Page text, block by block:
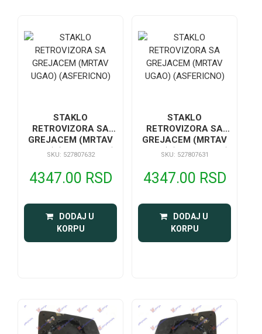
STAKLO
RETROVIZORA SA
GREJACEM (MRTAV
UGAO) (ASFERICNO)
SKU: 527807632
4347.00 RSD
DODAJ U
KORPU
STAKLO
RETROVIZORA SA
GREJACEM (MRTAV
UGAO) (ASFERICNO)
SKU: 527807631
4347.00 RSD
DODAJ U
KORPU